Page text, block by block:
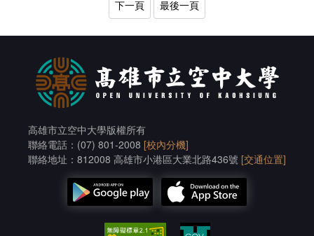
下一頁 最後一頁
高雄市立空中大學版權所有
聯絡電話：(07) 801-2008 [校內分機]
聯絡地址：812008 高雄市小港區大業北路436號 [交通位置]